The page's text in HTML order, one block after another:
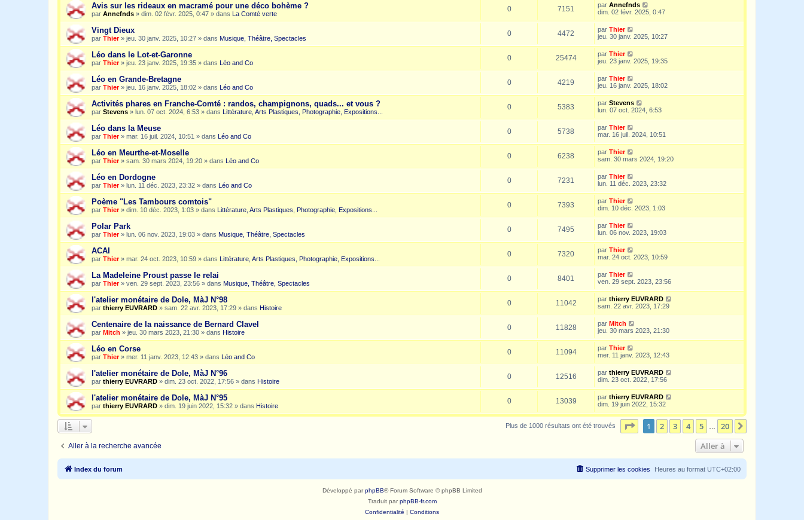
Avis sur les rideaux en macramé pour une déco bohème ?
par Annefnds » dim. 02 févr. 2025, 0:47 » dans La Comté verte
0 7151 par Annefnds
dim. 02 févr. 2025, 0:47
Vingt Dieux
par Thier» jeu. 30 janv. 2025, 10:27 » dans Musique, Théâtre, Spectacles
0 4472 par Thier
jeu. 30 janv. 2025, 10:27
Léo dans le Lot-et-Garonne
par Thier» jeu. 23 janv. 2025, 19:35 » dans Léo and Co
0 25474 par Thier
jeu. 23 janv. 2025, 19:35
Léo en Grande-Bretagne
par Thier» jeu. 16 janv. 2025, 18:02 » dans Léo and Co
0 4219 par Thier
jeu. 16 janv. 2025, 18:02
Activités phares en Franche-Comté : randos, champignons, quads... et vous ?
par Stevens » lun. 07 oct. 2024, 6:53 » dans Littérature, Arts Plastiques, Photographie, Expositions...
0 5383 par Stevens
lun. 07 oct. 2024, 6:53
Léo dans la Meuse
par Thier» mar. 16 juil. 2024, 10:51 » dans Léo and Co
0 5738 par Thier
mar. 16 juil. 2024, 10:51
Léo en Meurthe-et-Moselle
par Thier» sam. 30 mars 2024, 19:20 » dans Léo and Co
0 6238 par Thier
sam. 30 mars 2024, 19:20
Léo en Dordogne
par Thier» lun. 11 déc. 2023, 23:32 » dans Léo and Co
0 7231 par Thier
lun. 11 déc. 2023, 23:32
Poème "Les Tambours comtois"
par Thier» dim. 10 déc. 2023, 1:03 » dans Littérature, Arts Plastiques, Photographie, Expositions...
0 7393 par Thier
dim. 10 déc. 2023, 1:03
Polar Park
par Thier» lun. 06 nov. 2023, 19:03 » dans Musique, Théâtre, Spectacles
0 7495 par Thier
lun. 06 nov. 2023, 19:03
ACAI
par Thier» mar. 24 oct. 2023, 10:59 » dans Littérature, Arts Plastiques, Photographie, Expositions...
0 7320 par Thier
mar. 24 oct. 2023, 10:59
La Madeleine Proust passe le relai
par Thier» ven. 29 sept. 2023, 23:56 » dans Musique, Théâtre, Spectacles
0 8401 par Thier
ven. 29 sept. 2023, 23:56
l'atelier monétaire de Dole, MàJ N°98
par thierry EUVRARD » sam. 22 avr. 2023, 17:29 » dans Histoire
0 11042 par thierry EUVRARD
sam. 22 avr. 2023, 17:29
Centenaire de la naissance de Bernard Clavel
par Mitch » jeu. 30 mars 2023, 21:30 » dans Histoire
0 11828 par Mitch
jeu. 30 mars 2023, 21:30
Léo en Corse
par Thier» mer. 11 janv. 2023, 12:43 » dans Léo and Co
0 11094 par Thier
mer. 11 janv. 2023, 12:43
l'atelier monétaire de Dole, MàJ N°96
par thierry EUVRARD » dim. 23 oct. 2022, 17:56 » dans Histoire
0 12516 par thierry EUVRARD
dim. 23 oct. 2022, 17:56
l'atelier monétaire de Dole, MàJ N°95
par thierry EUVRARD » dim. 19 juin 2022, 15:32 » dans Histoire
0 13039 par thierry EUVRARD
dim. 19 juin 2022, 15:32
Plus de 1000 résultats ont été trouvés Page sur20
1 2 3 4 5 20
Aller à la recherche avancée Aller à
Index du forum Heures au format UTC+02:00
Supprimer les cookies
Développé parphpBB® Forum Software © phpBB Limited
Traduit parphpBB-fr.com
Confidentialité | Conditions